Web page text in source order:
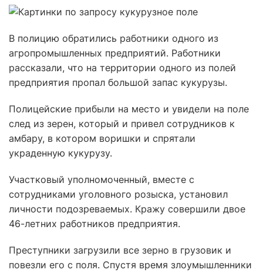
В полицию обратились работники одного из
агропромышленных предприятий. Работники
рассказали, что на территории одного из полей
предприятия пропал большой запас кукурузы.
Полицейские прибыли на место и увидели на поле
след из зерен, который и привел сотрудников к
амбару, в котором воришки и спрятали
украденную кукурузу.
Участковый уполномоченный, вместе с
сотрудниками уголовного розыска, установил
личности подозреваемых. Кражу совершили двое
46-летних работников предприятия.
Преступники загрузили все зерно в грузовик и
повезли его с поля. Спустя время злоумышленники